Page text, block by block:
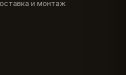
и монтаж